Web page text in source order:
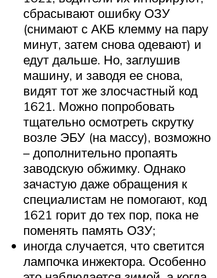
сбрасывают ошибку ОЗУ
(снимают с АКБ клемму на пару
минут, затем снова одевают) и
едут дальше. Но, заглушив
машину, и заводя ее снова,
видят тот же злосчастный код
1621. Можно попробовать
тщательно осмотреть скрутку
возле ЭБУ (на массу), возможно
– дополнительно пропаять
заводскую обжимку. Однако
зачастую даже обращения к
специалистам не помогают, код
1621 горит до тех пор, пока не
поменять память ОЗУ;
иногда случается, что светится
лампочка инжектора. Особенно